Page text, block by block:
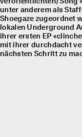
unter anderem als
Shoegaze zugeordnet
lokalen Underground
ihrer ersten EP
mit ihrer durchdacht
nächsten Schritt zu